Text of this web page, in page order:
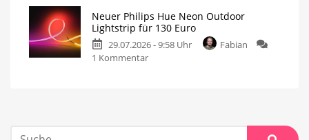
Neuer Philips Hue Neon Outdoor
Lightstrip für 130 Euro
29.07.2026 - 9:58 Uhr
Fabian
1 Kommentar